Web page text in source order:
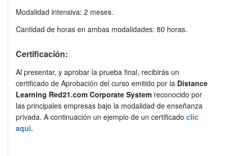
Modalidad intensiva: 2 meses.
Cantidad de horas en ambas modalidades: 80 horas.
Certificación:
Al presentar, y aprobar la prueba final, recibirás un
certificado de Aprobación del curso emitido por la Distance
Learning Red21.com Corporate System reconocido por
las principales empresas bajo la modalidad de enseñanza
privada. A continuación un ejemplo de un certificado clic
aqui.